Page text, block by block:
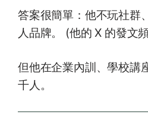
答案很簡單：他不玩社群
人品牌。 (他的 X 的發文
但他在企業內訓、學校講
千人。